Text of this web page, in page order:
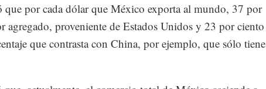
que por cada dólar que México exporta al mundo, 37 por
agregado, proveniente de Estados Unidos y 23 por ciento
que contrasta con China, por ejemplo, que sólo tiene